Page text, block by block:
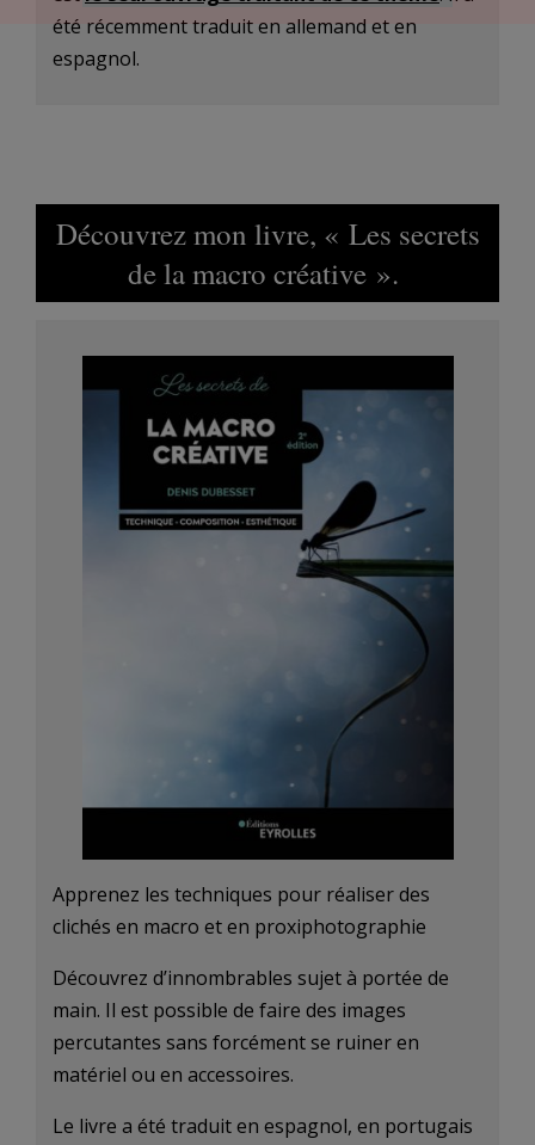
été récemment traduit en allemand et en
espagnol.
Découvrez mon livre, « Les secrets
de la macro créative ».
Apprenez les techniques pour réaliser des
clichés en macro et en proxiphotographie
Découvrez d’innombrables sujet à portée de
main. Il est possible de faire des images
percutantes sans forcément se ruiner en
matériel ou en accessoires.
Le livre a été traduit en espagnol, en portugais